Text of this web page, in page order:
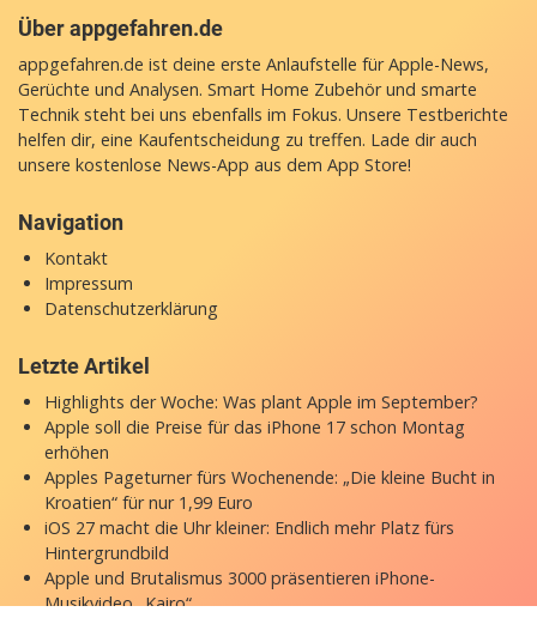
Über appgefahren.de
appgefahren.de ist deine erste Anlaufstelle für Apple-News,
Gerüchte und Analysen. Smart Home Zubehör und smarte
Technik steht bei uns ebenfalls im Fokus. Unsere Testberichte
helfen dir, eine Kaufentscheidung zu treffen. Lade dir auch
unsere kostenlose News-App aus dem App Store!
Navigation
Kontakt
Impressum
Datenschutzerklärung
Letzte Artikel
Highlights der Woche: Was plant Apple im September?
Apple soll die Preise für das iPhone 17 schon Montag
erhöhen
Apples Pageturner fürs Wochenende: „Die kleine Bucht in
Kroatien“ für nur 1,99 Euro
iOS 27 macht die Uhr kleiner: Endlich mehr Platz fürs
Hintergrundbild
Apple und Brutalismus 3000 präsentieren iPhone-
Musikvideo „Kairo“